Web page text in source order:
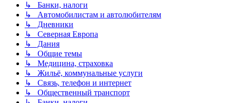
↳ Банки, налоги
↳ Автомобилистам и автолюбителям
↳ Дневники
↳ Северная Европа
↳ Дания
↳ Общие темы
↳ Медицина, страховка
↳ Жильё, коммунальные услуги
↳ Связь, телефон и интернет
↳ Общественный транспорт